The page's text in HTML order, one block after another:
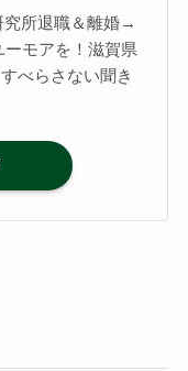
究所退職＆離婚→
モアを！滋賀県
べらさない聞き